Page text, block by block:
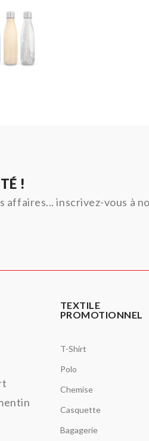
!
affaires... inscrivez-vous à
TEXTILE
PROMOTIONNEL
T-Shirt
Polo
Chemise
Casquette
Bagagerie